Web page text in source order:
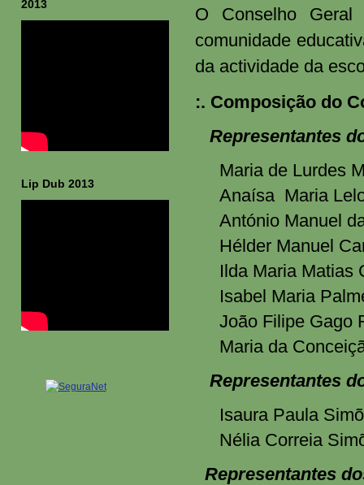
O Conselho
comunidade
da actividade da
:. Composição do
Representantes
Maria de Lurdes
Anaísa Maria
António Manuel
Hélder Manuel
Ilda Maria Matias
Isabel Maria
João Filipe Gago
Maria da
Representantes
Isaura Paula
Nélia Correia
Representantes
2013
Lip Dub 2013